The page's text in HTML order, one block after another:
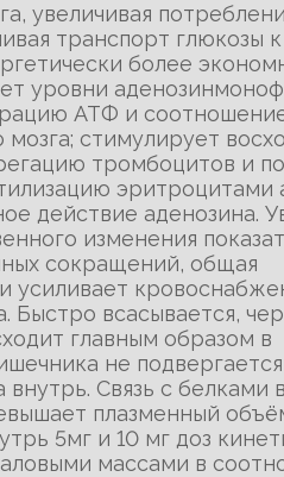
увеличивая
транспорт глюкозы
более
уровни
АТФ и
мозга; стимулирует
тромбоцитов и
эритроцитами
действие аденозина.
изменения
сокращений, общая
усиливает
всасывается,
главным образом в
не подвергается
Связь с белками в
плазменный
5мг и 10 мг доз
массами в